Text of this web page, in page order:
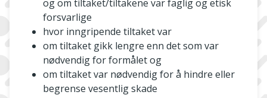
og om tiltaket/tiltakene var faglig og etisk
forsvarlige
hvor inngripende tiltaket var
om tiltaket gikk lengre enn det som var
nødvendig for formålet og
om tiltaket var nødvendig for å hindre eller
begrense vesentlig skade